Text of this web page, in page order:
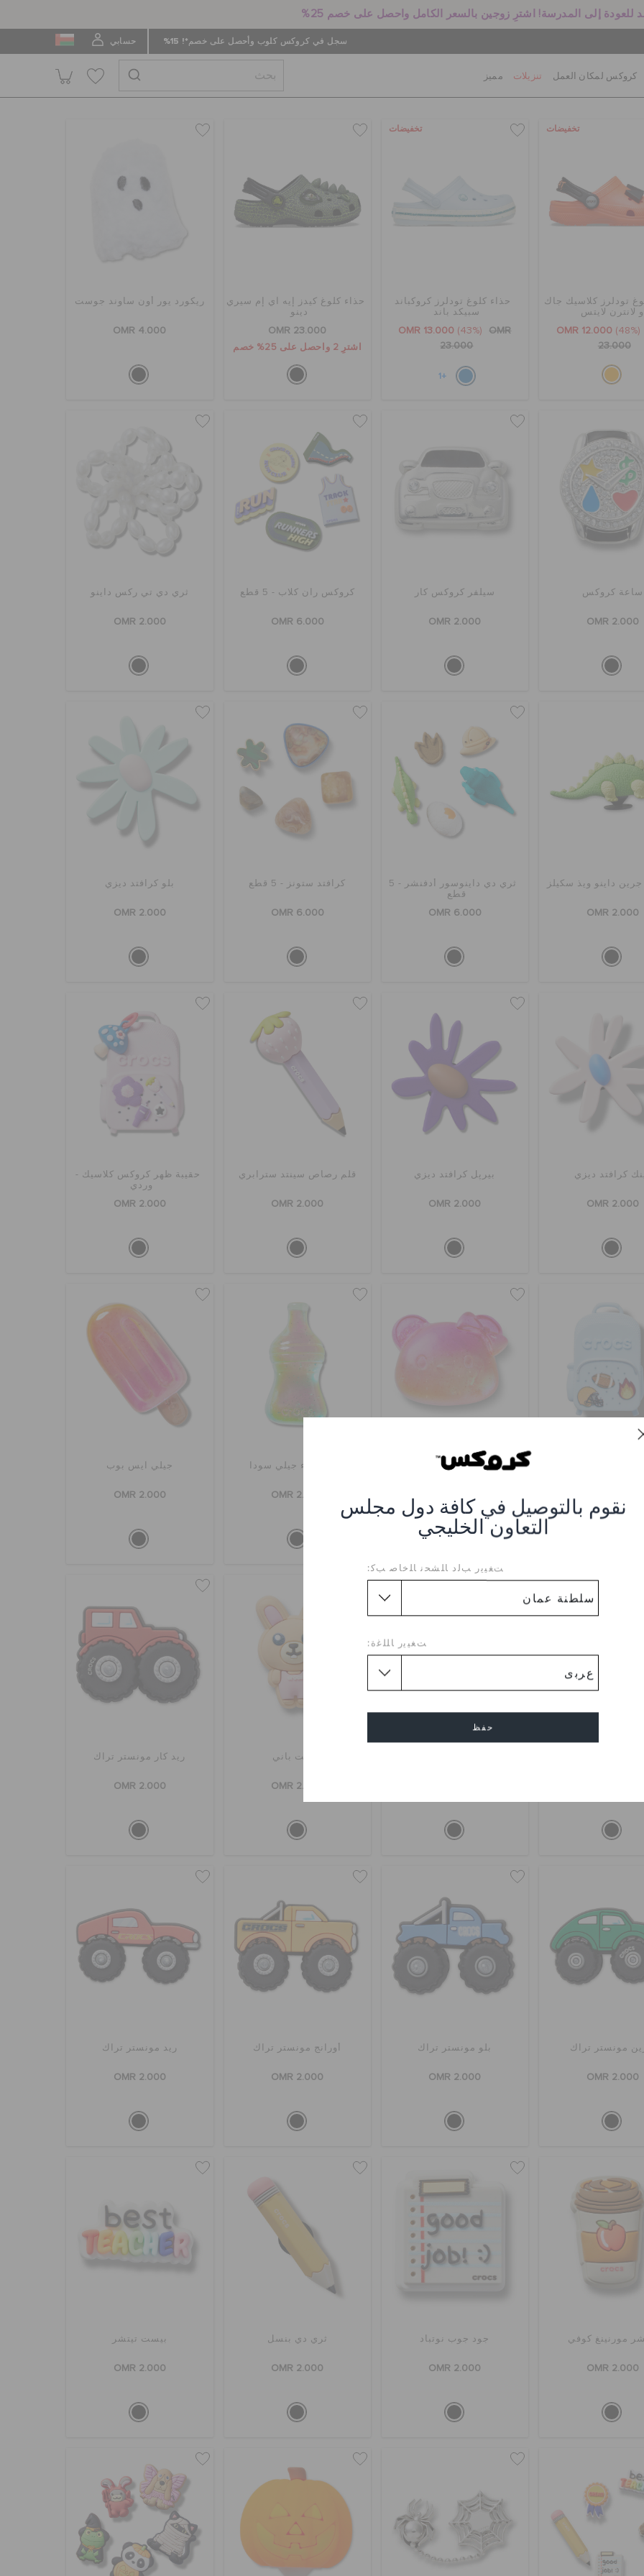
للعودة إلى المدرسة! اشترِ زوجين بالسعر الكامل واحصل على خصم 25%
سجل في كروكس كلوب وأحصل على خصم*! 15% حسابي
نقوم بالتوصيل في كافة دول مجلس
التعاون الخليجي
ﺖﻐﻴﻳﺭ ﺐﻟﺩ ﺎﻠﺸﺤﻧ ﺎﻠﺧﺎﺻ ﺐﻛ:
ﺖﻐﻴﻳﺭ ﺎﻠﻠﻏﺓ:
حفظ
كروكس لمكان العمل تنزيلات مميز
تخفيضات
تودلرز كلاسيك جاك
لانترن لايتس
OMR 12.000
(48%)
23.000
تخفيضات
حذاء كلوغ تودلرز كروكباند
سبيكد باند
OMR 13.000 (43%)
OMR
23.000
+1
حذاء كلوغ كيدز إيه آي إم سيري
دينو
OMR 23.000
اشترِ 2 واحصل على 25% خصم
ريكورد يور أون ساوند جوست
OMR 4.000
ساعة كروكس
OMR 2.000
سيلفر كروكس كار
OMR 2.000
كروكس ران كلاب - 5 قطع
OMR 6.000
ثري دي تي ركس داينو
OMR 2.000
داينو ويذ سكيلز
OMR 2.000
ثري دي داينوسور أدفنشر - 5
قطع
OMR 6.000
كرافتد ستونز - 5 قطع
OMR 6.000
بلو كرافتد ديزي
OMR 2.000
كرافتد ديزي
OMR 2.000
بيرپل كرافتد ديزي
OMR 2.000
قلم رصاص سينتد سترابري
OMR 2.000
حقيبة ظهر كروكس كلاسيك -
وردي
OMR 2.000
جيلي بير فيس زجاجة ماء جيلي سودا
OMR 2.000
جيلي آيس بوب
OMR 2.000
سويت باني
OMR 2.000
ريد كار مونستر تراك
OMR 2.000
مونستر تراك
OMR 2.000
بلو مونستر تراك
OMR 2.000
أورانج مونستر تراك
OMR 2.000
ريد مونستر تراك
OMR 2.000
مورنينغ كوفي
OMR 2.000
جود جوب نوتباد
OMR 2.000
ثري دي بنسل
OMR 2.000
بيست تيتشر
OMR 2.000